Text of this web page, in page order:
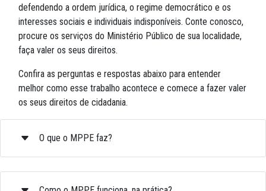
defendendo a ordem jurídica, o regime democrático e os
interesses sociais e individuais indisponíveis. Conte conosco,
procure os serviços do Ministério Público de sua localidade,
faça valer os seus direitos.
Confira as perguntas e respostas abaixo para entender
melhor como esse trabalho acontece e comece a fazer valer
os seus direitos de cidadania.
O que o MPPE faz?